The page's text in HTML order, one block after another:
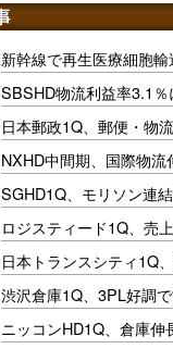
新幹線で再生医療細胞
SBSHD物流利益率3.1
日本郵政1Q、郵便・物
NXHD中間期、国際物
SGHD1Q、モリソン連
ロジスティード1Q、売
日本トランスシティ1Q
渋沢倉庫1Q、3PL好調
ニッコンHD1Q、倉庫伸